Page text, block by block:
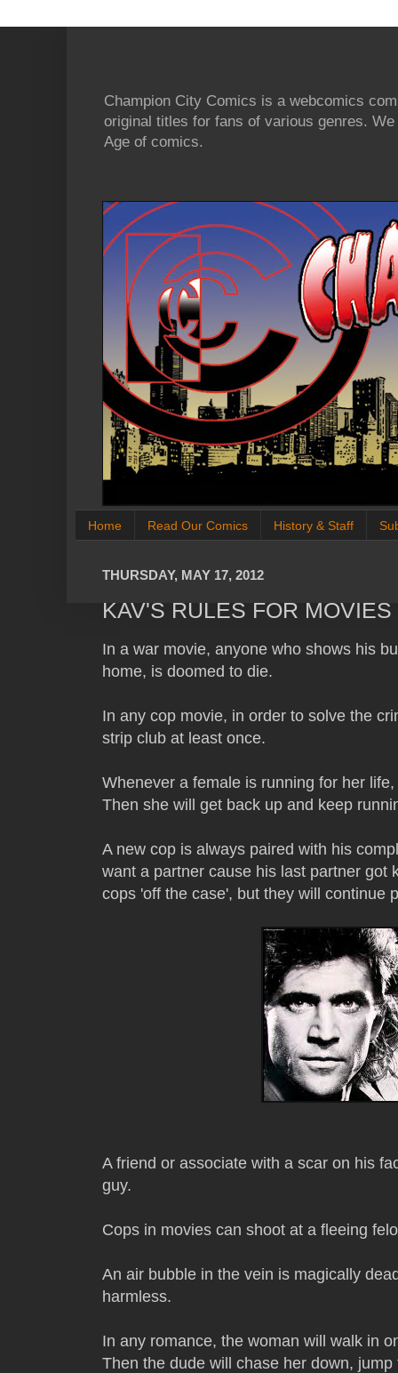
Champion City Comics is a webcomics
original titles for fans of various genres.
Age of comics.
Home Read Our Comics History & Staff
THURSDAY, MAY 17, 2012
KAV'S RULES FOR
In a war movie, anyone who shows his
home, is doomed to die.
In any cop movie, in order to solve the
strip club at least once.
Whenever a female is running for her
Then she will get back up and keep
A new cop is always paired with his
want a partner cause his last partner got
cops 'off the case', but they will continue
A friend or associate with a scar on his
guy.
Cops in movies can shoot at a fleeing
An air bubble in the vein is magically
harmless.
In any romance, the woman will walk in
Then the dude will chase her down,